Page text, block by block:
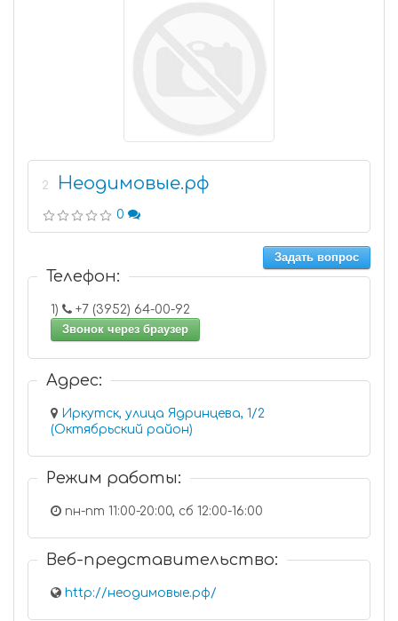
2 Неодимовые.рф
0
Задать вопрос
Телефон:
1)
+7 (3952) 64-00-92
Звонок через браузер
Адрес:
Иркутск, улица Ядринцева, 1/2
(Октябрьский район)
Режим работы:
пн-пт 11:00-20:00, сб 12:00-16:00
Веб-представительство:
http://неодимовые.рф/